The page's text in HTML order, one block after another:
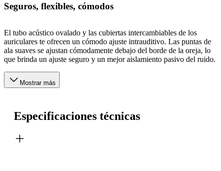
Seguros, flexibles, cómodos
El tubo acústico ovalado y las cubiertas intercambiables de los
auriculares te ofrecen un cómodo ajuste intrauditivo. Las puntas de
ala suaves se ajustan cómodamente debajo del borde de la oreja, lo
que brinda un ajuste seguro y un mejor aislamiento pasivo del ruido.
Mostrar más
Especificaciones técnicas